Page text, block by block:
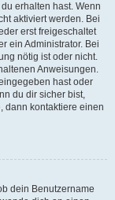
erhalten hast. Wenn
aktiviert werden. Bei
erst freigeschaltet
ein Administrator. Bei
nötig ist oder nicht.
Anweisungen.
hast oder
du dir sicher bist,
dann kontaktiere einen
dein Benutzername